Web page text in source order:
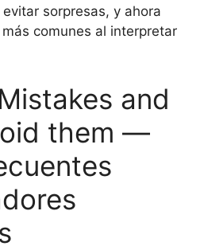
sorpresas, y ahora
comunes al interpretar
and
them —